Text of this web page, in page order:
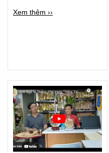
Xem thêm ››